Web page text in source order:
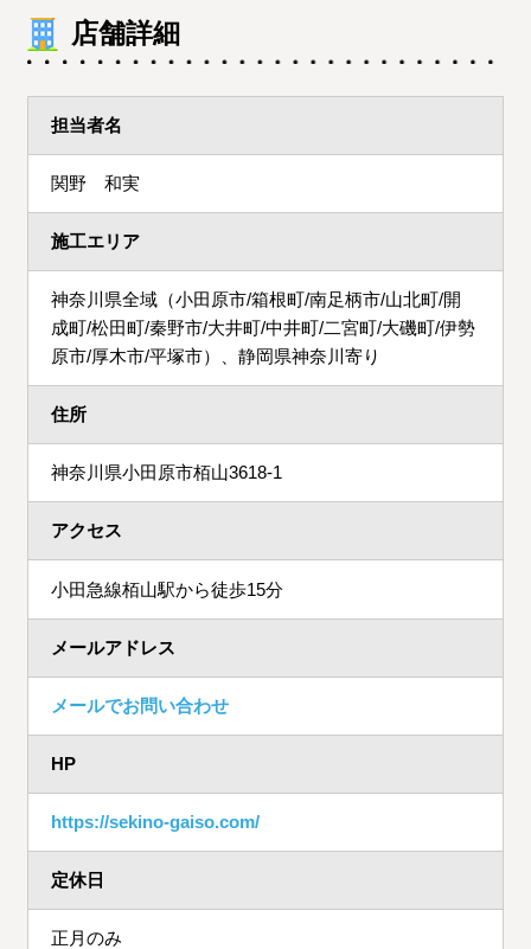
店舗詳細
担当者名
関野 和実
施工エリア
神奈川県全域（小田原市/箱根町/南足柄市/山北町/開
成町/松田町/秦野市/大井町/中井町/二宮町/大磯町/伊勢
原市/厚木市/平塚市）、静岡県神奈川寄り
住所
神奈川県小田原市栢山3618-1
アクセス
小田急線栢山駅から徒歩15分
メールアドレス
メールでお問い合わせ
HP
https://sekino-gaiso.com/
定休日
正月のみ